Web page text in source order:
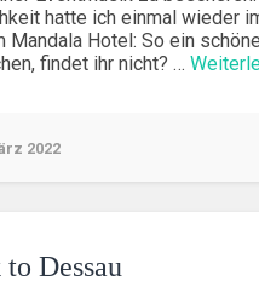
hatte ich einmal wieder
Mandala Hotel: So ein
findet ihr nicht? …
2022
Dessau